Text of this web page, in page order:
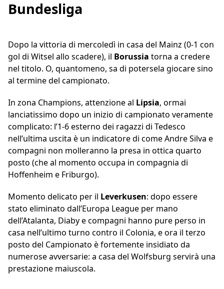
Bundesliga
Dopo la vittoria di mercoledì in casa del Mainz (0-1 con
gol di Witsel allo scadere), il Borussia torna a credere
nel titolo. O, quantomeno, sa di potersela giocare sino
al termine del campionato.
In zona Champions, attenzione al Lipsia, ormai
lanciatissimo dopo un inizio di campionato veramente
complicato: l’1-6 esterno dei ragazzi di Tedesco
nell’ultima uscita è un indicatore di come Andre Silva e
compagni non molleranno la presa in ottica quarto
posto (che al momento occupa in compagnia di
Hoffenheim e Friburgo).
Momento delicato per il Leverkusen: dopo essere
stato eliminato dall’Europa League per mano
dell’Atalanta, Diaby e compagni hanno pure perso in
casa nell’ultimo turno contro il Colonia, e ora il terzo
posto del Campionato è fortemente insidiato da
numerose avversarie: a casa del Wolfsburg servirà una
prestazione maiuscola.